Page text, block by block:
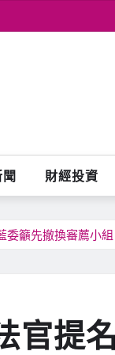
財經投資
委籲先撤換審薦小組
官提